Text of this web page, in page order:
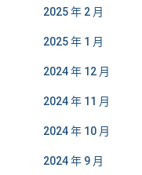
2025 年 2 月
2025 年 1 月
2024 年 12 月
2024 年 11 月
2024 年 10 月
2024 年 9 月